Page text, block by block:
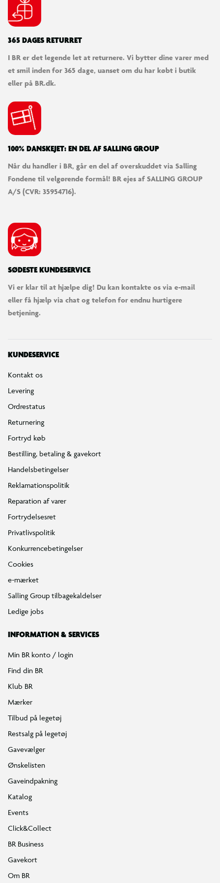
365 DAGES RETURRET
I BR er det legende let at returnere. Vi bytter dine varer med
et smil inden for 365 dage, uanset om du har købt i butik
eller på BR.dk.
100% DANSKEJET: EN DEL AF SALLING GROUP
Når du handler i BR, går en del af overskuddet via Salling
Fondene til velgørende formål! BR ejes af SALLING GROUP
A/S (CVR: 35954716).
SØDESTE KUNDESERVICE
Vi er klar til at hjælpe dig! Du kan kontakte os via e-mail
eller få hjælp via chat og telefon for endnu hurtigere
betjening.
KUNDESERVICE
Kontakt os
Levering
Ordrestatus
Returnering
Fortryd køb
Bestilling, betaling & gavekort
Handelsbetingelser
Reklamationspolitik
Reparation af varer
Fortrydelsesret
Privatlivspolitik
Konkurrencebetingelser
Cookies
e-mærket
Salling Group tilbagekaldelser
Ledige jobs
INFORMATION & SERVICES
Min BR konto / login
Find din BR
Klub BR
Mærker
Tilbud på legetøj
Restsalg på legetøj
Gavevælger
Ønskelisten
Gaveindpakning
Katalog
Events
Click&Collect
BR Business
Gavekort
Om BR